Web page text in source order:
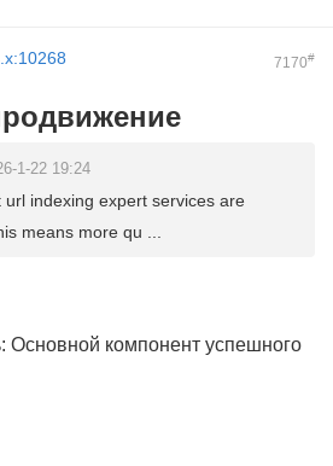
7170#
1-22 19:24
indexing expert services are
means more qu ...
компонент успешного